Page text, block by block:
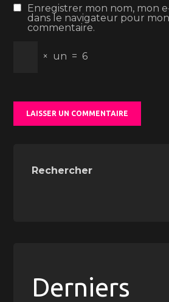
Enregistrer mon nom, mon
dans le navigateur pour
commentaire.
× un = 6
Rechercher
Derniers